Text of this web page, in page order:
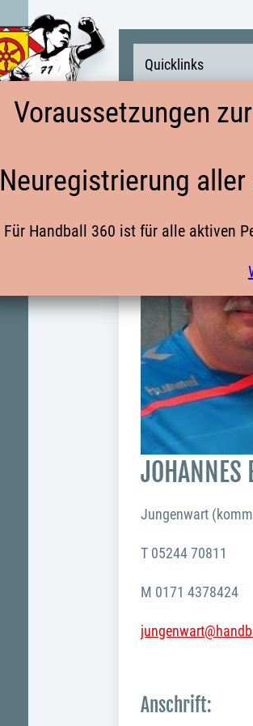
Quicklinks
JOHANNES
Jungenwart
T 05244 70811
M 0171 4378424
Anschrift:
Voraussetzungen
Neuregistrierung
Für Handball 360 ist für alle aktiven